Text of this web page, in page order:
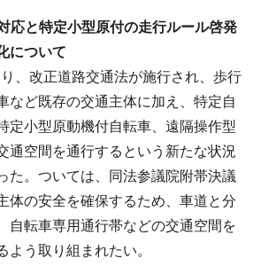
応と特定小型原付の走行ルール啓発
について
、改正道路交通法が施行され、歩行
など既存の交通主体に加え、特定自
定小型原動機付自転車、遠隔操作型
通空間を通行するという新たな状況
た。ついては、同法参議院附帯決議
体の安全を確保するため、車道と分
自転車専用通行帯などの交通空間を
よう取り組まれたい。